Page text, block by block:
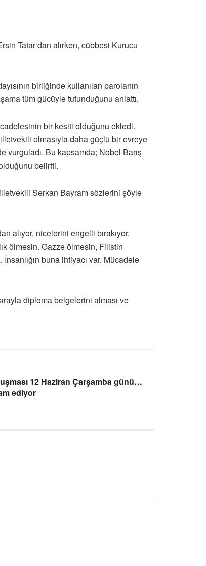
Tatar‘dan alırken, cübbesi Kurucu
birliğinde kullanılan parolanın
tüm gücüyle tutunduğunu anlattı.
bir kesiti olduğunu ekledi.
olmasıyla daha güçlü bir evreye
vurguladı. Bu kapsamda; Nobel Barış
belirtti.
Serkan Bayram sözlerini şöyle
alıyor, nicelerini engelli bırakıyor.
ölmesin. Gazze ölmesin, Filistin
buna ihtiyacı var. Mücadele
diploma belgelerini alması ve
12 Haziran Çarşamba günü…
ediyor